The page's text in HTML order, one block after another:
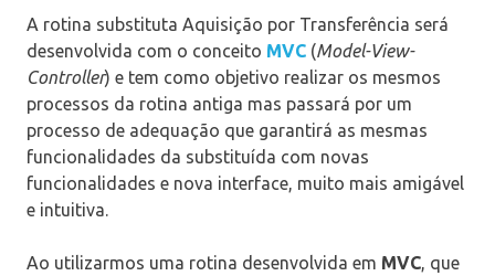
A rotina substituta Aquisição por Transferência será
desenvolvida com o conceito MVC (Model-View-
Controller) e tem como objetivo realizar os mesmos
processos da rotina antiga mas passará por um
processo de adequação que garantirá as mesmas
funcionalidades da substituída com novas
funcionalidades e nova interface, muito mais amigável
e intuitiva.
Ao utilizarmos uma rotina desenvolvida em MVC, que